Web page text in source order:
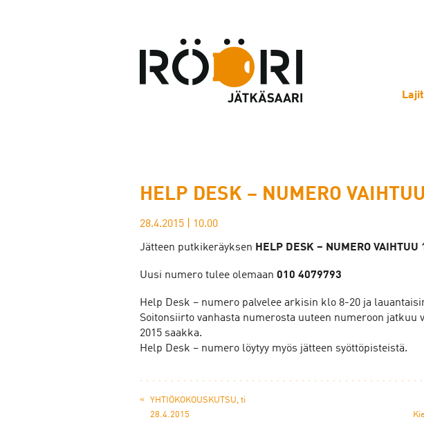
HELP DESK – NUMERO
28.4.2015 10.00
Jätteen putkikeräyksen HELP DESK – NUMERO
Uusi numero tulee olemaan 010 4079793
Help Desk – numero palvelee arkisin klo 8-20 ja
Soitonsiirto vanhasta numerosta uuteen numeroon jatkuu
2015 saakka.
Help Desk – numero löytyy myös jätteen syöttöpisteistä.
«
YHTIÖKOKOUSKUTSU, ti
28.4.2015